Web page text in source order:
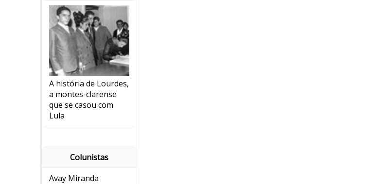
A história de Lourdes,
a montes-clarense
que se casou com
Lula
Colunistas
Avay Miranda